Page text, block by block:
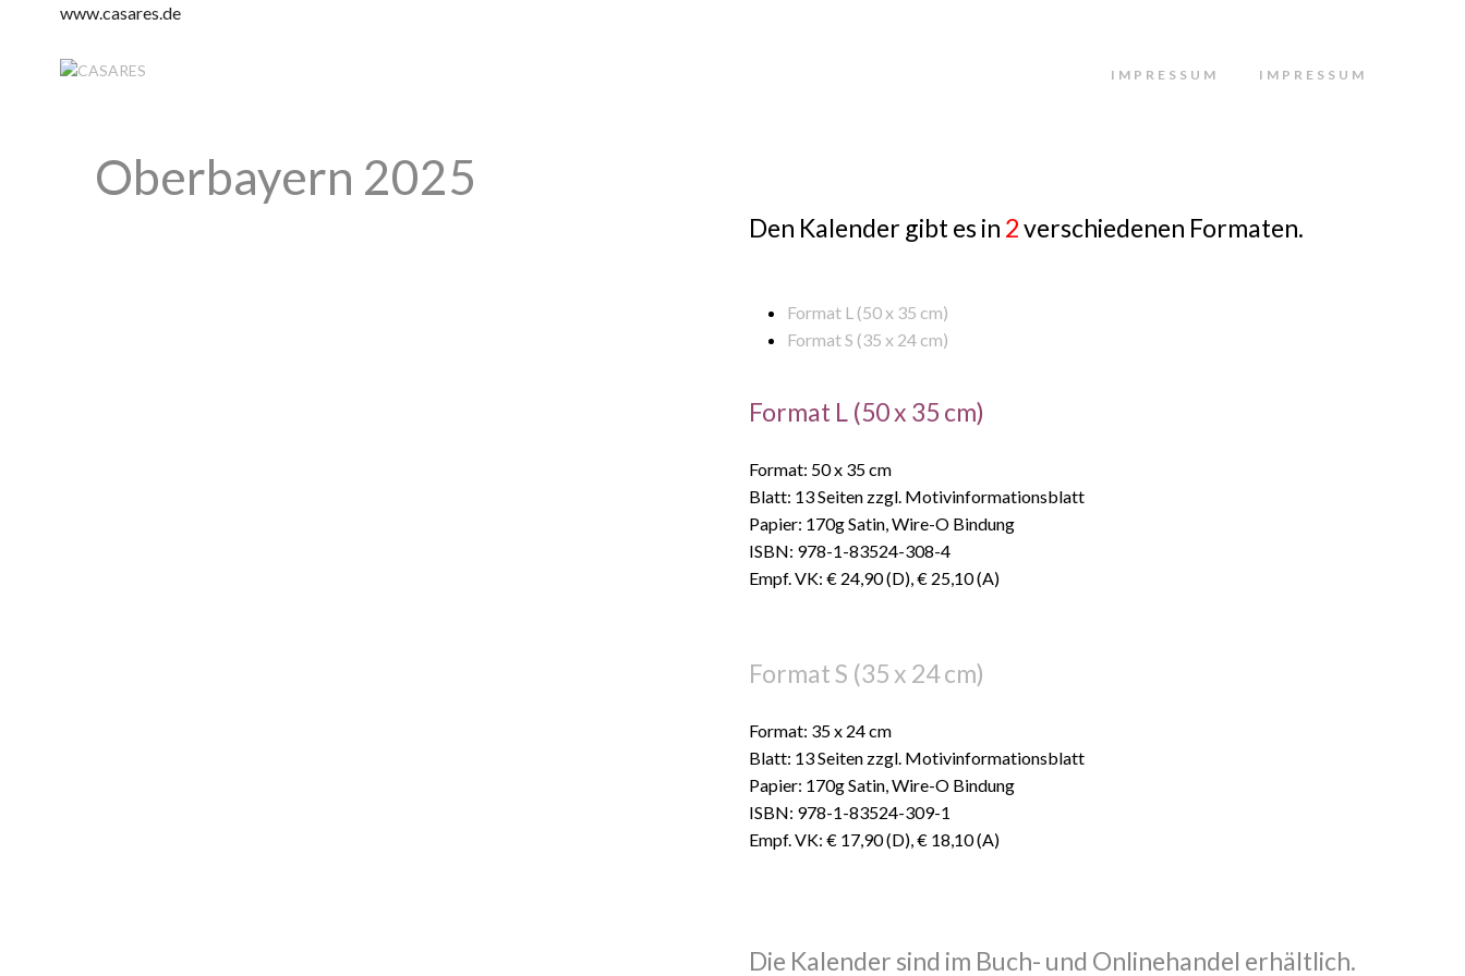
www.casares.de
IMPRESSUM IMPRESSUM
Oberbayern 2025
Den Kalender gibt es in 2verschiedenen Formaten.
Format L (50 x 35 cm)
Format S (35 x 24 cm)
Format L (50 x 35 cm)
Format: 50 x 35 cm
Blatt: 13 Seiten zzgl. Motivinformationsblatt
Papier: 170g Satin, Wire-O Bindung
ISBN: 978-1-83524-308-4
Empf. VK: € 24,90 (D), € 25,10 (A)
Format S (35 x 24 cm)
Format: 35 x 24 cm
Blatt: 13 Seiten zzgl. Motivinformationsblatt
Papier: 170g Satin, Wire-O Bindung
ISBN: 978-1-83524-309-1
Empf. VK: € 17,90 (D), € 18,10 (A)
Die Kalender sind im Buch- und Onlinehandel erhältlich.